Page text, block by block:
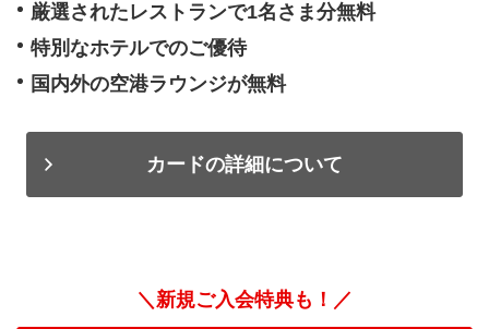
厳選されたレストランで1名さま分無料
特別なホテルでのご優待
国内外の空港ラウンジが無料
カードの詳細について
＼新規ご入会特典も！／